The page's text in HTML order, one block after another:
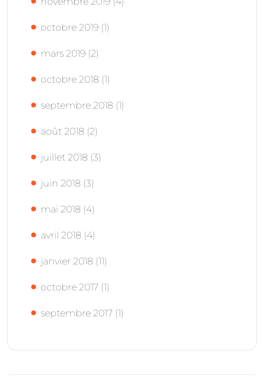
octobre 2019 (1)
mars 2019 (2)
octobre 2018 (1)
septembre 2018 (1)
août 2018 (2)
juillet 2018 (3)
juin 2018 (3)
mai 2018 (4)
avril 2018 (4)
janvier 2018 (11)
octobre 2017 (1)
septembre 2017 (1)